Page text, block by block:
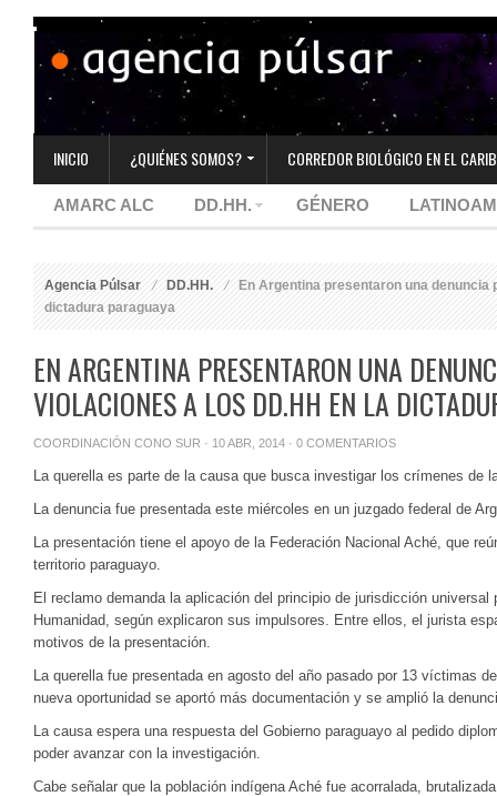
INICIO ¿QUIÉNES SOMOS? CORREDOR BIOLÓGICO EN EL
AMARC ALC DD.HH. GÉNERO
Agencia Púlsar DD.HH.
En Argentina presentaron una denuncia
dictadura paraguaya
EN ARGENTINA PRESENTARON UNA
VIOLACIONES A LOS DD.HH EN LA
COORDINACIÓN CONO SUR · 10 ABR, 2014 · 0 COMENTARIOS
La querella es parte de la causa que busca investigar los crímenes de
La denuncia fue presentada este miércoles en un juzgado federal de
La presentación tiene el apoyo de la Federación Nacional Aché, que
territorio paraguayo.
El reclamo demanda la aplicación del principio de jurisdicción
Humanidad, según explicaron sus impulsores. Entre ellos, el jurista
motivos de la presentación.
La querella fue presentada en agosto del año pasado por 13 víctimas
nueva oportunidad se aportó más documentación y se amplió la
La causa espera una respuesta del Gobierno paraguayo al pedido
poder avanzar con la investigación.
Cabe señalar que la población indígena Aché fue acorralada,